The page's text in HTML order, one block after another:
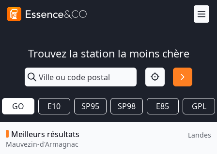
Trouvez la station la moins chère
GO E10 SP95 SP98 E85 GPL
Meilleurs résultats
Mauvezin-d'Armagnac
Landes